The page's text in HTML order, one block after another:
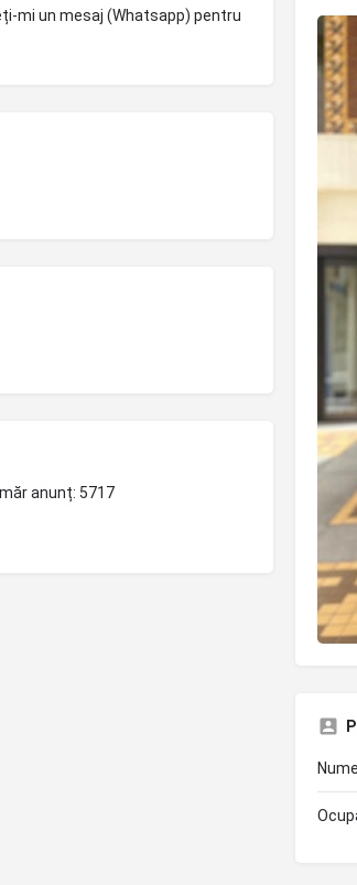
mi un mesaj (Whatsapp) pentru
anunț: 5717
Nume